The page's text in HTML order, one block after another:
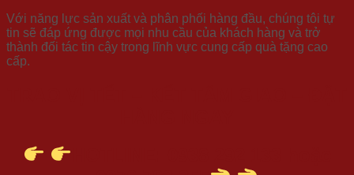
Với năng lực sản xuất và phân phối hàng đầu, chúng tôi tự
tin sẽ đáp ứng được mọi nhu cầu của khách hàng và trở
thành đối tác tin cậy trong lĩnh vực cung cấp quà tặng cao
cấp.